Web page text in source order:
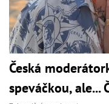
Česká
speváčkou, ale...